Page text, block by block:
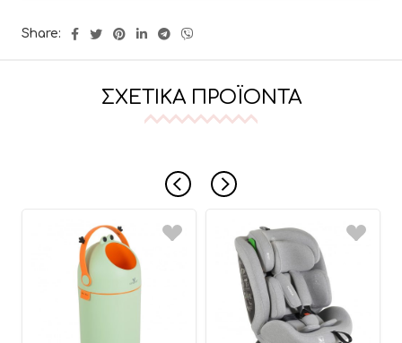
Share:
ΣΧΕΤΙΚΆ ΠΡΟΪΌΝΤΑ